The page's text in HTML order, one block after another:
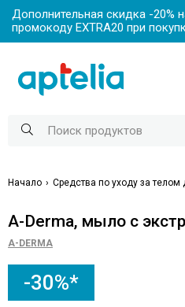
Дополнительная скидка -20%
промокоду EXTRA20 при
Начало Средства по уходу за телом
A-Derma, мыло с
A-DERMA
-30%*